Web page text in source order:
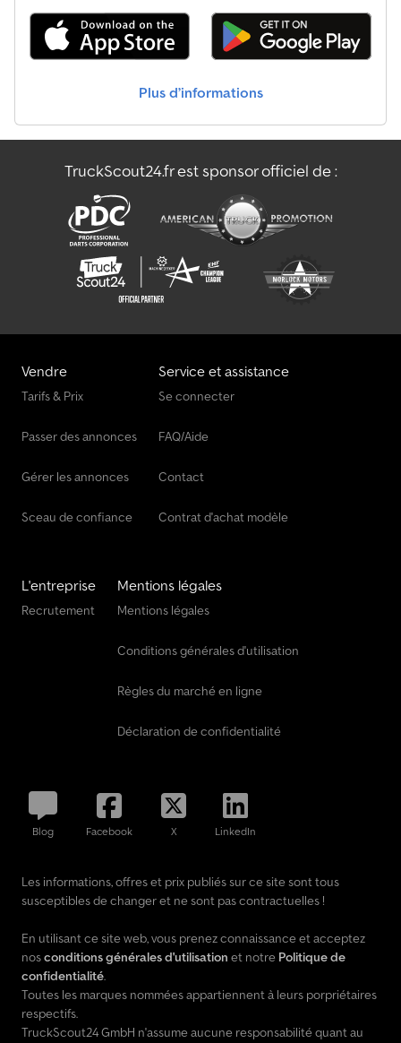
Plus d’informations
TruckScout24.fr est sponsor officiel de :
Vendre
Tarifs & Prix
Passer des annonces
Gérer les annonces
Sceau de confiance
Service et assistance
Se connecter
FAQ/Aide
Contact
Contrat d'achat modèle
L'entreprise
Recrutement
Mentions légales
Mentions légales
Conditions générales d'utilisation
Règles du marché en ligne
Déclaration de confidentialité
Blog Facebook X LinkedIn
Les informations, offres et prix publiés sur ce site sont tous
susceptibles de changer et ne sont pas contractuelles !
En utilisant ce site web, vous prenez connaissance et acceptez
nosconditions générales d'utilisation et notre Politique de
confidentialité.
Toutes les marques nommées appartiennent à leurs porpriétaires
respectifs.
TruckScout24 GmbH n'assume aucune responsabilité quant au